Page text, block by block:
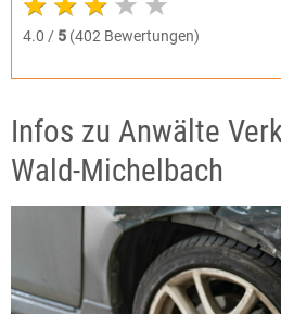
4.0 / 5 (402 Bewertungen)
Infos zu Anwälte
Wald-Michelbach